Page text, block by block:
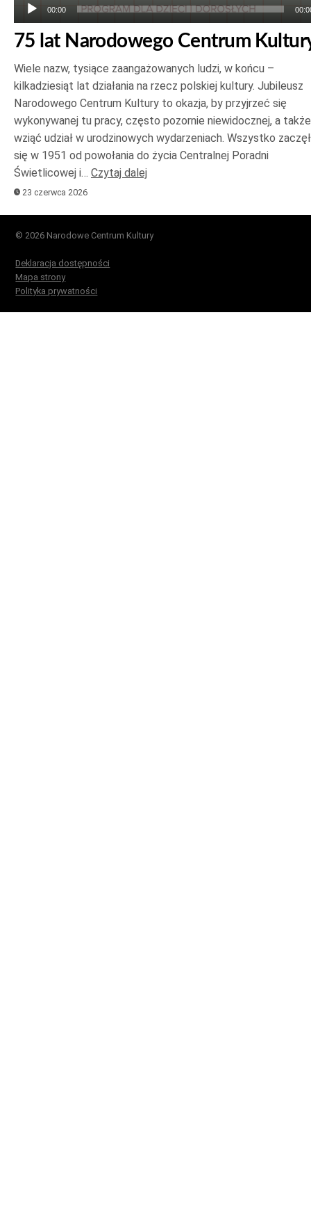
00:00
75 lat Narodowego Centrum
Wiele nazw, tysiące zaangażowanych ludzi, w końcu –
kilkadziesiąt lat działania na rzecz polskiej kultury. Jubileusz
Narodowego Centrum Kultury to okazja, by przyjrzeć się
wykonywanej tu pracy, często pozornie niewidocznej, a także
wziąć udział w urodzinowych wydarzeniach. Wszystko
się w 1951 od powołania do życia Centralnej Poradni
Świetlicowej i… Czytaj dalej
23 czerwca 2026
© 2026 Narodowe Centrum Kultury
Deklaracja dostępności
Mapa strony
Polityka prywatności